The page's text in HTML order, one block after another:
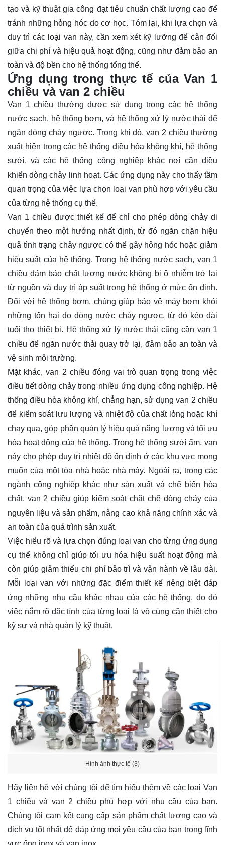
tạo và kỹ thuật gia công đạt tiêu chuẩn chất lượng cao để
tránh những hỏng hóc do cơ học. Tóm lại, khi lựa chọn và
duy trì các loại van này, cần xem xét kỹ lưỡng để cân đối
giữa chi phí và hiệu quả hoạt động, cũng như đảm bảo an
toàn và độ bền cho hệ thống tổng thể.
Ứng dụng trong thực tế của Van 1
chiều và van 2 chiều
Van 1 chiều thường được sử dụng trong các hệ thống
nước sạch, hệ thống bơm, và hệ thống xử lý nước thải để
ngăn dòng chảy ngược. Trong khi đó, van 2 chiều thường
xuất hiện trong các hệ thống điều hòa không khí, hệ thống
sưởi, và các hệ thống công nghiệp khác nơi cần điều
khiển dòng chảy linh hoạt. Các ứng dụng này cho thấy tầm
quan trọng của việc lựa chọn loại van phù hợp với yêu cầu
của từng hệ thống cụ thể.
Van 1 chiều được thiết kế để chỉ cho phép dòng chảy di
chuyển theo một hướng nhất định, từ đó ngăn chặn hiệu
quả tình trạng chảy ngược có thể gây hỏng hóc hoặc giảm
hiệu suất của hệ thống. Trong hệ thống nước sạch, van 1
chiều đảm bảo chất lượng nước không bị ô nhiễm trở lại
từ nguồn và duy trì áp suất trong hệ thống ở mức ổn định.
Đối với hệ thống bơm, chúng giúp bảo vệ máy bơm khỏi
những tổn hại do dòng nước chảy ngược, từ đó kéo dài
tuổi thọ thiết bị. Hệ thống xử lý nước thải cũng cần van 1
chiều để ngăn nước thải quay trở lại, đảm bảo an toàn và
vệ sinh môi trường.
Mặt khác, van 2 chiều đóng vai trò quan trọng trong việc
điều tiết dòng chảy trong nhiều ứng dụng công nghiệp. Hệ
thống điều hòa không khí, chẳng hạn, sử dụng van 2 chiều
để kiểm soát lưu lượng và nhiệt độ của chất lỏng hoặc khí
chạy qua, góp phần quản lý hiệu quả năng lượng và tối ưu
hóa hoạt động của hệ thống. Trong hệ thống sưởi ấm, van
này cho phép duy trì nhiệt độ ổn định ở các khu vực mong
muốn của một tòa nhà hoặc nhà máy. Ngoài ra, trong các
ngành công nghiệp khác như sản xuất và chế biến hóa
chất, van 2 chiều giúp kiểm soát chặt chẽ dòng chảy của
nguyên liệu và sản phẩm, nâng cao khả năng chính xác và
an toàn của quá trình sản xuất.
Việc hiểu rõ và lựa chọn đúng loại van cho từng ứng dụng
cụ thể không chỉ giúp tối ưu hóa hiệu suất hoạt động mà
còn giúp giảm thiểu chi phí bảo trì và vận hành về lâu dài.
Mỗi loại van với những đặc điểm thiết kế riêng biệt đáp
ứng những nhu cầu khác nhau của các hệ thống, do đó
việc nắm rõ đặc tính của từng loại là vô cùng cần thiết cho
kỹ sư và nhà quản lý kỹ thuật.
Hình ảnh thực tế (3)
Hãy liên hệ với chúng tôi để tìm hiểu thêm về các loại Van
1 chiều và van 2 chiều phù hợp với nhu cầu của bạn.
Chúng tôi cam kết cung cấp sản phẩm chất lượng cao và
dịch vụ tốt nhất để đáp ứng mọi yêu cầu của bạn trong lĩnh